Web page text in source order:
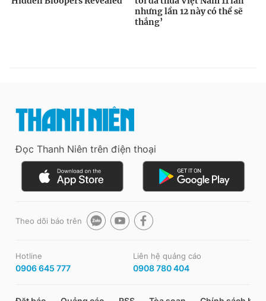
Đọc Thanh Niên trên điện thoại
Theo dõi báo trên
Hotline
0906 645 777
Liên hệ quảng cáo
0908 780 404